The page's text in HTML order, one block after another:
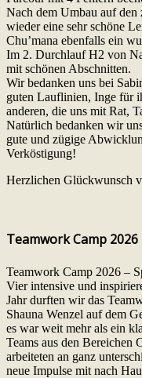
Nach dem Umbau auf
wieder eine sehr schöne
Chu’mana ebenfalls ein
Im 2. Durchlauf H2 von
mit schönen Abschnitten.
Wir bedanken uns bei
guten Lauflinien, Inge für
anderen, die uns mit Rat,
Natürlich bedanken wir
gute und zügige
Verköstigung!
Herzlichen Glückwunsch
Teamwork Camp
Teamwork Camp 2026 –
Vier intensive und
Jahr durften wir das
Shauna Wenzel auf dem
es war weit mehr als ein
Teams aus den Bereichen
arbeiteten an ganz
neue Impulse mit nach